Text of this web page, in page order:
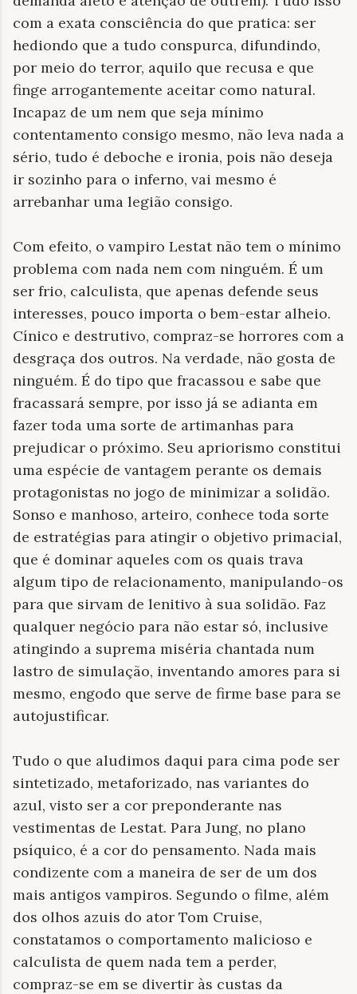
com a exata consciência do que pratica: ser
hediondo que a tudo conspurca, difundindo,
por meio do terror, aquilo que recusa e que
finge arrogantemente aceitar como natural.
Incapaz de um nem que seja mínimo
contentamento consigo mesmo, não leva nada a
sério, tudo é deboche e ironia, pois não deseja
ir sozinho para o inferno, vai mesmo é
arrebanhar uma legião consigo.
Com efeito, o vampiro Lestat não tem o mínimo
problema com nada nem com ninguém. É um
ser frio, calculista, que apenas defende seus
interesses, pouco importa o bem-estar alheio.
Cínico e destrutivo, compraz-se horrores com a
desgraça dos outros. Na verdade, não gosta de
ninguém. É do tipo que fracassou e sabe que
fracassará sempre, por isso já se adianta em
fazer toda uma sorte de artimanhas para
prejudicar o próximo. Seu apriorismo constitui
uma espécie de vantagem perante os demais
protagonistas no jogo de minimizar a solidão.
Sonso e manhoso, arteiro, conhece toda sorte
de estratégias para atingir o objetivo primacial,
que é dominar aqueles com os quais trava
algum tipo de relacionamento, manipulando-os
para que sirvam de lenitivo à sua solidão. Faz
qualquer negócio para não estar só, inclusive
atingindo a suprema miséria chantada num
lastro de simulação, inventando amores para si
mesmo, engodo que serve de firme base para se
autojustificar.
Tudo o que aludimos daqui para cima pode ser
sintetizado, metaforizado, nas variantes do
azul, visto ser a cor preponderante nas
vestimentas de Lestat. Para Jung, no plano
psíquico, é a cor do pensamento. Nada mais
condizente com a maneira de ser de um dos
mais antigos vampiros. Segundo o filme, além
dos olhos azuis do ator Tom Cruise,
constatamos o comportamento malicioso e
calculista de quem nada tem a perder,
compraz-se em se divertir às custas da